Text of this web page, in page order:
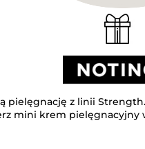
pielęgnację z linii Strength.
mini krem pielęgnacyjny